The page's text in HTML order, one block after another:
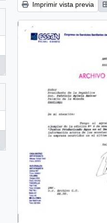
Imprimir vista previa